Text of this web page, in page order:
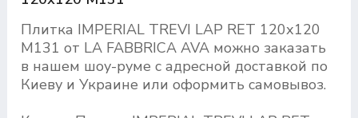
Плитка IMPERIAL TREVI LAP RET 120х120
M131 от LA FABBRICA AVA можно заказать
в нашем шоу-руме с адресной доставкой по
Киеву и Украине или оформить самовывоз.